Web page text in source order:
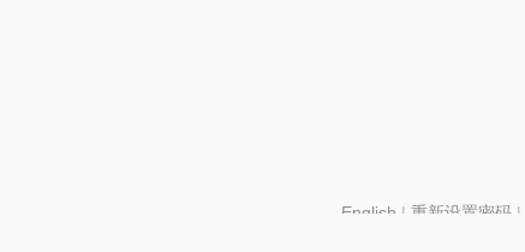
English | 重新设置密码|